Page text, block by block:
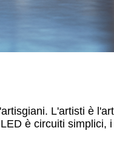
L'artisti è
è circuiti simplici,